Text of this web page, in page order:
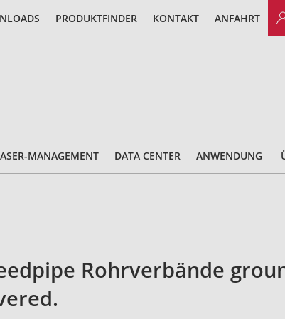
PRODUKTFINDER KONTAKT ANFAHRT
MANAGEMENT DATA CENTER ANWENDUNG
Rohrverbände